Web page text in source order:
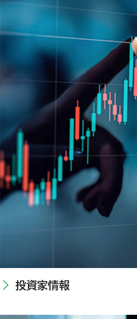
投資家情報